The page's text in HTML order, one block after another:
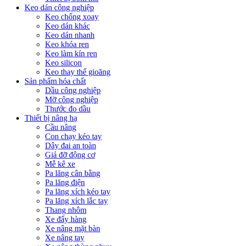
Keo dán công nghiệp
Keo chống xoay
Keo dán khác
Keo dán nhanh
Keo khóa ren
Keo làm kín ren
Keo silicon
Keo thay thế gioăng
Sản phẩm hóa chất
Dầu công nghiệp
Mỡ công nghiệp
Thước đo dầu
Thiết bị nâng hạ
Cầu nâng
Con chạy kéo tay
Dây đai an toàn
Giá đỡ động cơ
Mễ kê xe
Pa lăng cân bằng
Pa lăng điện
Pa lăng xích kéo tay
Pa lăng xích lắc tay
Thang nhôm
Xe đẩy hàng
Xe nâng mặt bàn
Xe nâng tay